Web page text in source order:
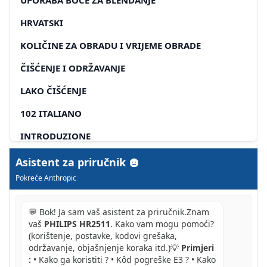
HRVATSKI
KOLIČINE ZA OBRADU I VRIJEME OBRADE
ČIŠĆENJE I ODRŽAVANJE
LAKO ČIŠĆENJE
102 ITALIANO
INTRODUZIONE
252 SRPSKI
Asistent za priručnik
Pokreće Anthropic
💬 Bok! Ja sam vaš asistent za priručnik.Znam
vaš PHILIPS HR2511. Kako vam mogu pomoći?
(korištenje, postavke, kodovi grešaka,
održavanje, objašnjenje koraka itd.)💡 Primjeri
: • Kako ga koristiti ? • Kôd pogreške E3 ? • Kako